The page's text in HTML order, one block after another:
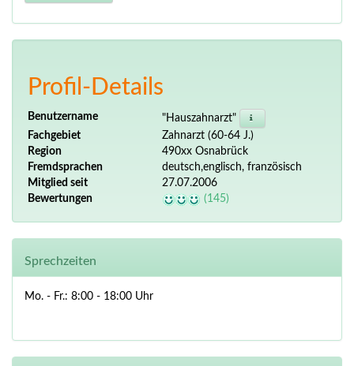
Profil-Details
Benutzername
"Hauszahnarzt"
Fachgebiet
Zahnarzt (60-64 J.)
Region
490xx Osnabrück
Fremdsprachen
deutsch,englisch, französisch
Mitglied seit
27.07.2006
Bewertungen
(145)
Sprechzeiten
Mo. - Fr.: 8:00 - 18:00 Uhr